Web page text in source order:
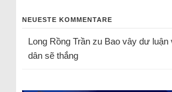
NEUESTE KOMMENTARE
Long Rồng Trầnzu Bao vây dư luận
dân sẽ thắng